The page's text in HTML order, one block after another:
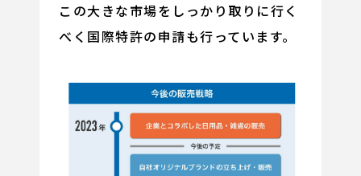
この大きな市場をしっかり取りに行く
べく国際特許の申請も行っています。